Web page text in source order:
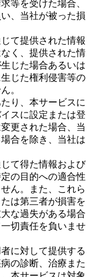
等を受けた場合、
、当社が被った損
て提供された情報
く、提供された情
じた場合あるいは
じた権利侵害等の
。
り、本サービスに
スに設定または登
更された場合、当
合を除き、当社は
て得た情報および
の目的への適合性
ん。また、これら
は第三者が損害を
な過失がある場合
切責任を負いませ
に対して提供する
の診断、治療また